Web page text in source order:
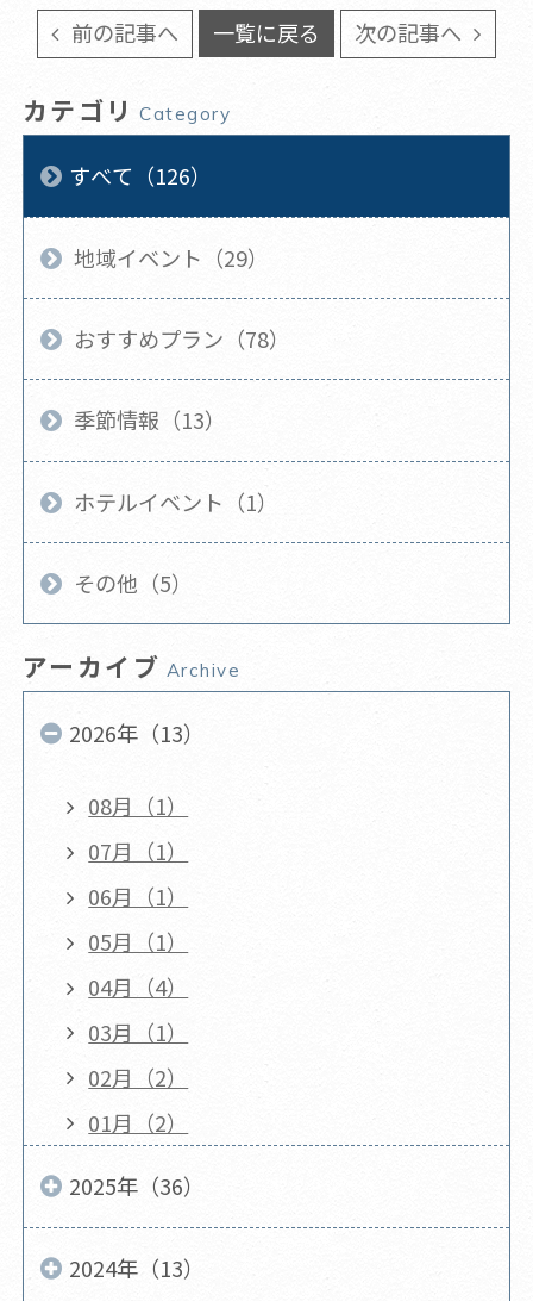
前の記事へ 一覧に戻る 次の記事へ
カテゴリ Category
すべて（126）
地域イベント（29）
おすすめプラン（78）
季節情報（13）
ホテルイベント（1）
その他（5）
アーカイブ Archive
2026年（13）
08月（1）
07月（1）
06月（1）
05月（1）
04月（4）
03月（1）
02月（2）
01月（2）
2025年（36）
2024年（13）